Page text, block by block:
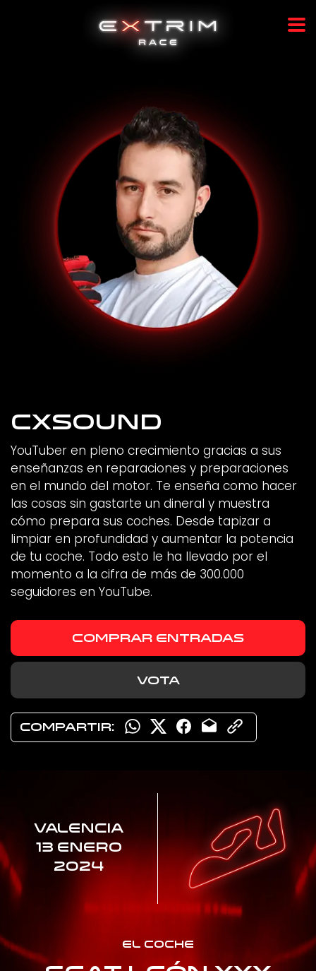
CxSound
YouTuber en pleno crecimiento gracias a sus
enseñanzas en reparaciones y preparaciones
en el mundo del motor. Te enseña como hacer
las cosas sin gastarte un dineral y muestra
cómo prepara sus coches. Desde tapizar a
limpiar en profundidad y aumentar la potencia
de tu coche. Todo esto le ha llevado por el
momento a la cifra de más de 300.000
seguidores en YouTube.
COMPRAR ENTRADAS
VOTA
COMPARTIR:
VALENCIA
13 ENERO
2024
EL COCHE